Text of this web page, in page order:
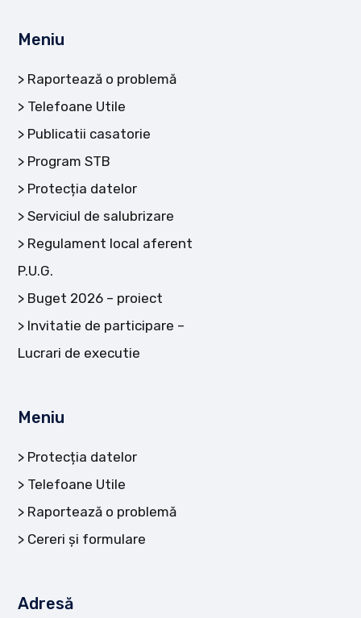
Meniu
Raportează o problemă
Telefoane Utile
Publicatii casatorie
Program STB
Protecția datelor
Serviciul de salubrizare
Regulament local aferent
P.U.G.
Buget 2026 – proiect
Invitatie de participare –
Lucrari de executie
Meniu
Protecția datelor
Telefoane Utile
Raportează o problemă
Cereri și formulare
Adresă